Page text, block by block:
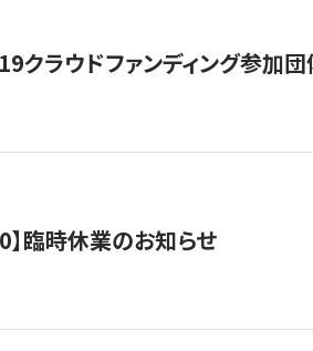
クラウドファンディング参加
臨時休業のお知らせ